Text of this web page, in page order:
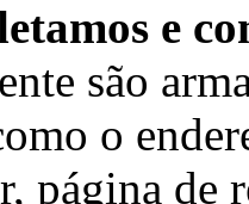
e
são
o
página de